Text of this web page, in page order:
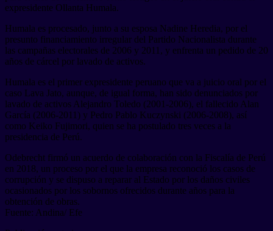
expresidente Ollanta Humala.
Humala es procesado, junto a su esposa Nadine Heredia, por el
presunto financiamiento irregular del Partido Nacionalista durante
las campañas electorales de 2006 y 2011, y enfrenta un pedido de 20
años de cárcel por lavado de activos.
Humala es el primer expresidente peruano que va a juicio oral por el
caso Lava Jato, aunque, de igual forma, han sido denunciados por
lavado de activos Alejandro Toledo (2001-2006), el fallecido Alan
García (2006-2011) y Pedro Pablo Kuczynski (2006-2008), así
como Keiko Fujimori, quien se ha postulado tres veces a la
presidencia de Perú.
Odebrecht firmó un acuerdo de colaboración con la Fiscalía de Perú
en 2018, un proceso por el que la empresa reconoció los casos de
corrupción y se dispuso a reparar al Estado por los daños civiles
ocasionados por los sobornos ofrecidos durante años para la
obtención de obras.
Fuente: Andina/ Efe